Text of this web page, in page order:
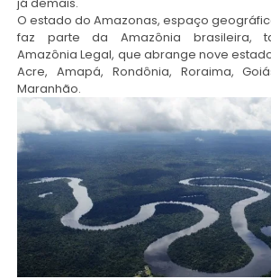
O estado do Amazonas, espaço
faz parte da Amazônia brasileira,
Amazônia Legal, que abrange nove
Acre, Amapá, Rondônia, Roraima,
Maranhão.